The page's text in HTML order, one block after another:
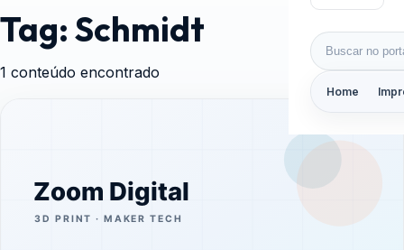
Buscar por:
Home
Tag:Schmidt
1 conteúdo encontrado